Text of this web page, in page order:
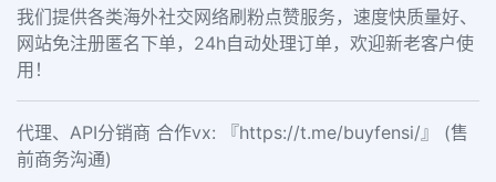
我们提供各类海外社交网络刷粉点赞服务，速度快质量好、
网站免注册匿名下单，24h自动处理订单，欢迎新老客户使
用！
代理、API分销商 合作vx: 『https://t.me/buyfensi/』 (售
前商务沟通)